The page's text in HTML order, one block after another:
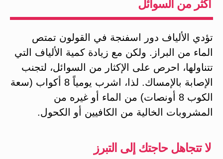
أكثر من السوائل
تؤدي الألياف دور اسفنجة في القولون تمتص
الماء من البراز. ولكن مع زيادة كمية الألياف التي
تتناولها، احرص على الإكثار من السوائل، لتجنب
الإصابة بالإمساك. لذا، اشرب يومياً 8 أكواب (سعة
الكوب 8 أونصات) من الماء أو غيره من
المشروبات الخالية من الكافيين أو الكحول.
لا تتجاهل حاجتك إلى التبرز